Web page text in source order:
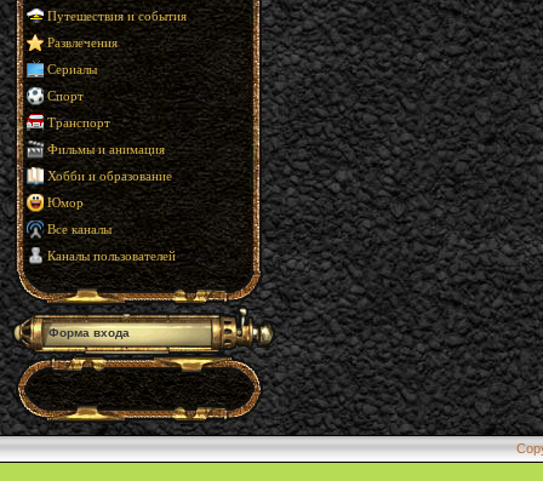
Путешествия и события
Развлечения
Сериалы
Спорт
Транспорт
Фильмы и анимация
Хобби и образование
Юмор
Все каналы
Каналы пользователей
Форма входа